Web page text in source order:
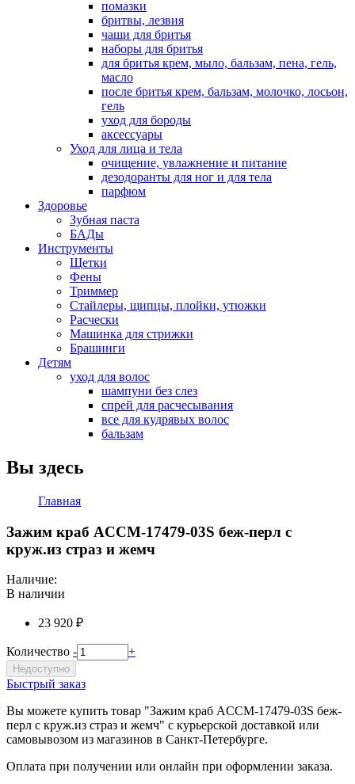
помазки
бритвы, лезвия
чаши для бритья
наборы для бритья
для бритья крем, мыло, бальзам, пена, гель,
масло
после бритья крем, бальзам, молочко, лосьон,
гель
уход для бороды
аксессуары
Уход для лица и тела
очищение, увлажнение и питание
дезодоранты для ног и для тела
парфюм
Здоровье
Зубная паста
БАДы
Инструменты
Щетки
Фены
Триммер
Стайлеры, щипцы, плойки, утюжки
Расчески
Машинка для стрижки
Брашинги
Детям
уход для волос
шампуни без слез
спрей для расчесывания
все для кудрявых волос
бальзам
Вы здесь
Главная
Зажим краб ACCM-17479-03S беж-перл с
круж.из страз и жемч
Наличие:
В наличии
23 920 ₽
Количество - +
Недоступно
Быстрый заказ
Вы можете купить товар "Зажим краб ACCM-17479-03S беж-
перл с круж.из страз и жемч" с курьерской доставкой или
самовывозом из магазинов в Санкт-Петербурге.
Оплата при получении или онлайн при оформлении заказа.